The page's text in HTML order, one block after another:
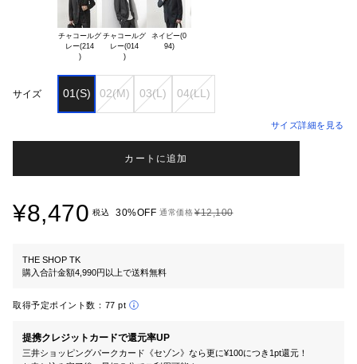
チャコールグ
レー(214
)
チャコールグ
レー(014
)
ネイビー(0
94)
サイズ 01(S) 02(M) 03(L) 04(LL)
サイズ詳細を見る
カートに追加
¥8,470 税込 30%OFF 通常価格¥12,100
THE SHOP TK
購入合計金額4,990円以上で送料無料
取得予定ポイント数： 77 pt
提携クレジットカードで還元率UP
三井ショッピングパークカード《セゾン》なら更に¥100につき1pt還元！